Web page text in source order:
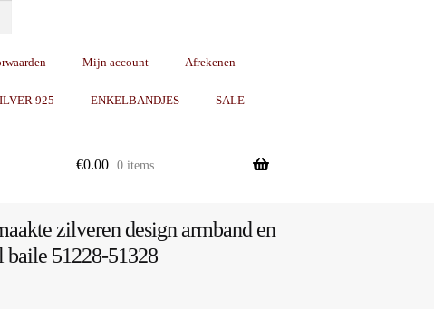
Mijn account Afrekenen
925 ENKELBANDJES SALE
€0.00 0 items
zilveren design armband en
51228-51328